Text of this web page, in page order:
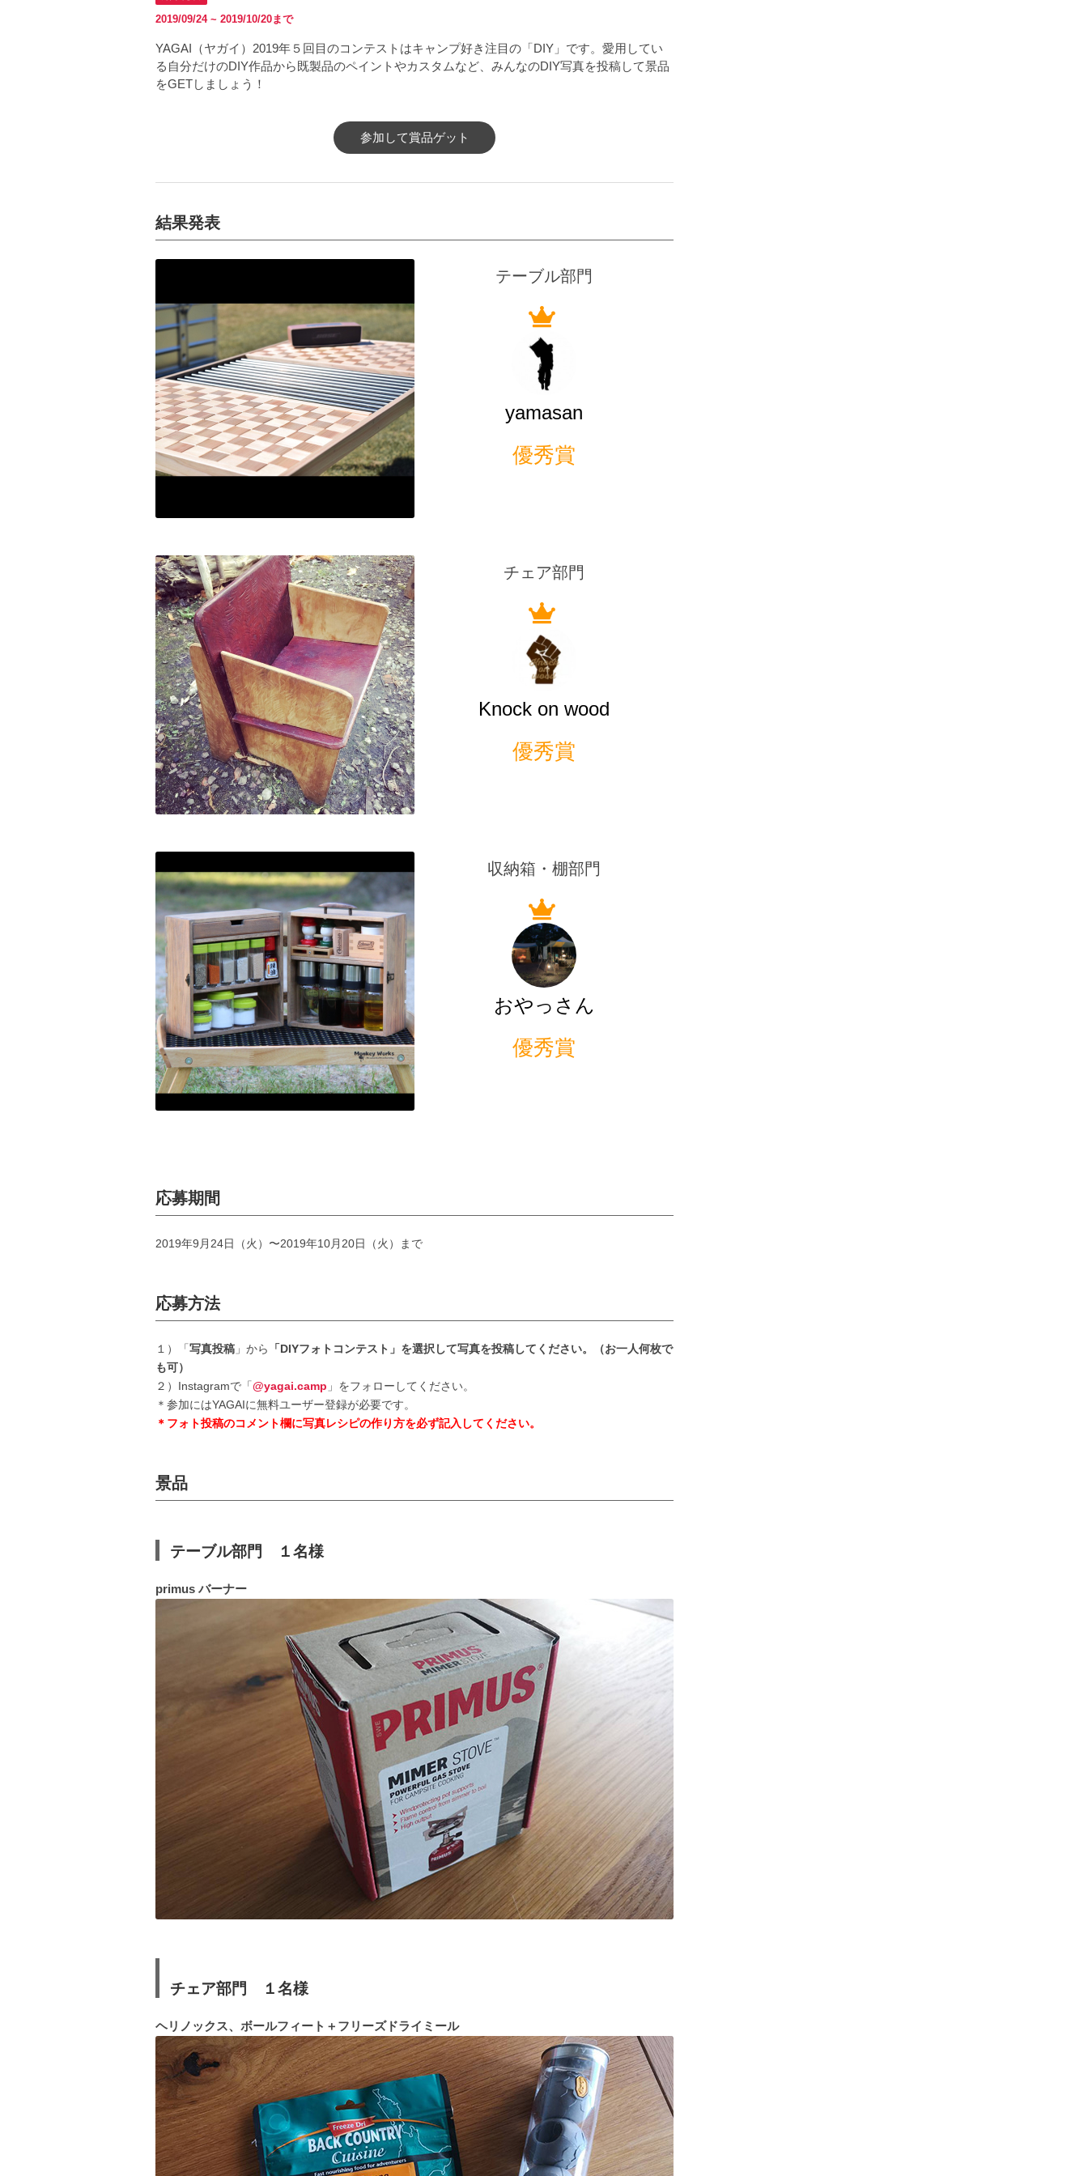
2019/09/24 ~ 2019/10/20まで
YAGAI（ヤガイ）2019年５回目のコンテストはキャンプ好き注目の「DIY」です。愛用してい
る自分だけのDIY作品から既製品のペイントやカスタムなど、みんなのDIY写真を投稿して景品
をGETしましょう！
参加して賞品ゲット
結果発表
テーブル部門
yamasan
優秀賞
チェア部門
Knock on wood
優秀賞
収納箱・棚部門
おやっさん
優秀賞
応募期間
2019年9月24日（火）〜2019年10月20日（火）まで
応募方法
１）「写真投稿 」から
「DIYフォトコンテスト」を選択して写真を投稿してください。（お一人何枚で
も可）
２）Instagramで「@yagai.camp 」をフォローしてください。
＊参加にはYAGAIに無料ユーザー登録が必要です。
＊フォト投稿のコメント欄に写真レシピの作り方を必ず記入してください。
景品
テーブル部門 １名様
primus バーナー
チェア部門 １名様
ヘリノックス、ボールフィート＋フリーズドライミール